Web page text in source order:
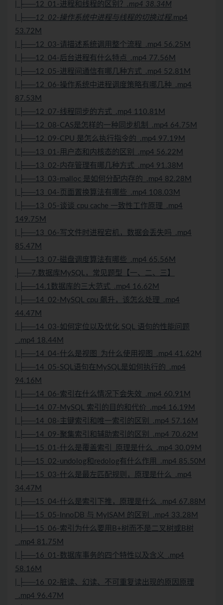
| ├──12_01-进程和线程的区别？ .mp4 38.34M
| ├──12_02-操作系统中进程与线程的切换过程.mp4
53.72M
| ├──12_03-请描述系统调用整个流程_.mp4 56.25M
| ├──12_04-后台进程有什么特点_.mp4 77.56M
| ├──12_05-进程间通信有哪几种方式_.mp4 52.81M
| ├──12_06-操作系统中进程调度策略有哪几种_.mp4
87.53M
| ├──12_07-线程同步的方式_.mp4 110.81M
| ├──12_08-CAS是怎样的一种同步机制_.mp4 64.75M
| ├──12_09-CPU 是怎么执行指令的_.mp4 97.19M
| ├──13_01-用户态和内核态的区别_.mp4 56.22M
| ├──13_02-内存管理有哪几种方式_.mp4 91.38M
| ├──13_03-malloc 是如何分配内存的_.mp4 82.28M
| ├──13_04-页面置换算法有哪些_.mp4 108.03M
| ├──13_05-谈谈 cpu cache 一致性工作原理_.mp4
149.75M
| ├──13_06-写文件时进程宕机，数据会丢失吗_.mp4
85.47M
| └──13_07-磁盘调度算法有哪些_.mp4 65.56M
├──7.数据库MySQL，常见题型【一、二、三】
| ├──14.1数据库的三大范式_.mp4 16.62M
| ├──14_02-MySQL cpu 飙升，该怎么处理_.mp4
44.47M
| ├──14_03-如何定位以及优化 SQL 语句的性能问题
_.mp4 18.44M
| ├──14_04-什么是视图_为什么使用视图_.mp4 41.62M
| ├──14_05-SQL语句在MySQL是如何执行的_.mp4
94.16M
| ├──14_06-索引在什么情况下会失效_.mp4 60.91M
| ├──14_07-MySQL 索引的目的和代价_.mp4 16.19M
| ├──14_08-主键索引和唯一索引的区别_.mp4 57.16M
| ├──14_09-聚集索引和辅助索引的区别_.mp4 70.62M
| ├──15_01-什么是覆盖索引_原理是什么_.mp4 30.09M
| ├──15_02-undolog和redolog有什么作用_.mp4 85.50M
| ├──15_03-什么是最左匹配规则，原理是什么_.mp4
34.47M
| ├──15_04-什么是索引下推，原理是什么_.mp4 67.88M
| ├──15_05-InnoDB 与 MyISAM 的区别_.mp4 33.28M
| ├──15_06-索引为什么要用B+树而不是二叉树或B树
_.mp4 81.75M
| ├──16_01-数据库事务的四个特性以及含义_.mp4
58.16M
| ├──16_02-脏读、幻读、不可重复读出现的原因原理
_.mp4 96.47M